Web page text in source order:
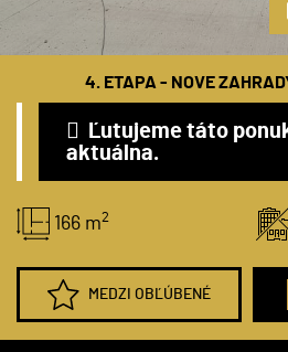
4. ETAPA - NOVE
Ľutujeme táto
aktuálna.
166 m2
MEDZI OBĽÚBENÉ